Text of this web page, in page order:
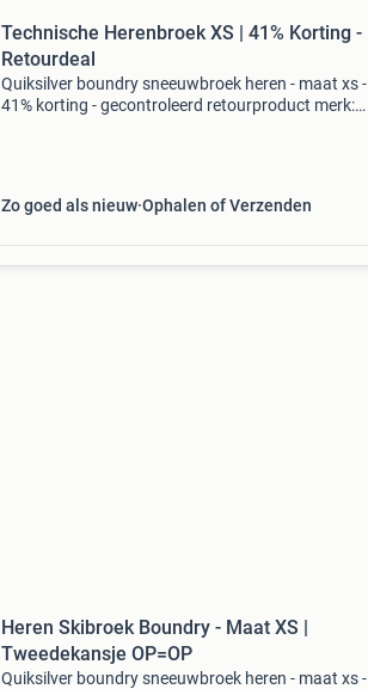
Technische Herenbroek XS | 41% Korting -
Retourdeal
Quiksilver boundry sneeuwbroek heren - maat xs -
41% korting - gecontroleerd retourproduct merk:
Zo goed als nieuw Ophalen of Verzenden
Heren Skibroek Boundry - Maat XS |
Tweedekansje OP=OP
Quiksilver boundry sneeuwbroek heren - maat xs -